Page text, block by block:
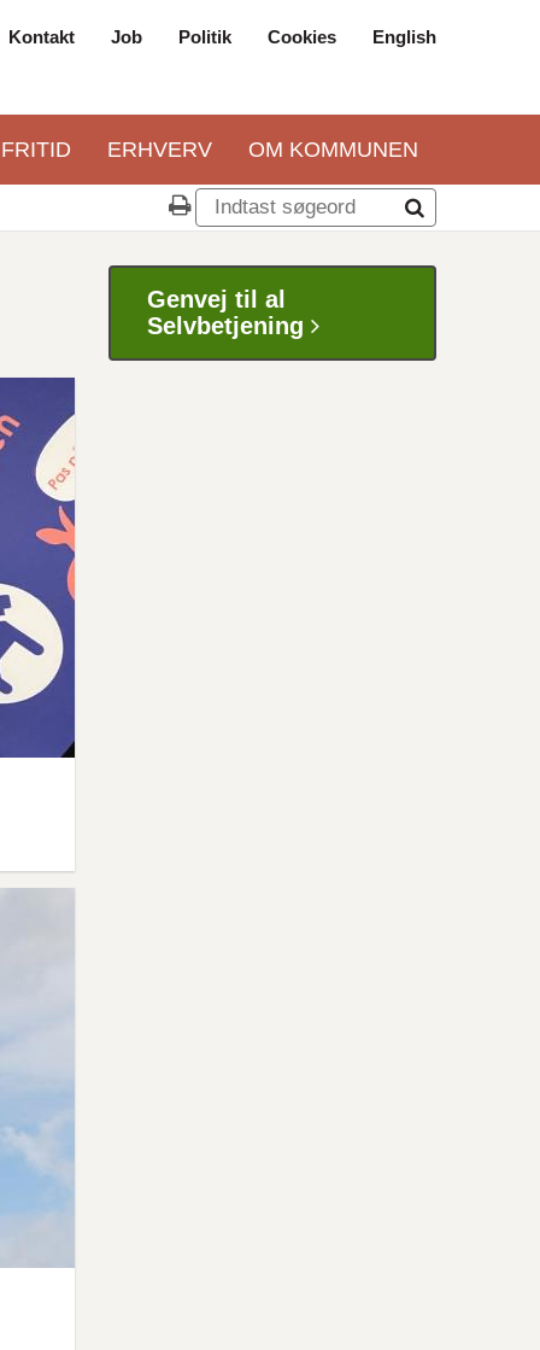
navigation
Kontakt Job Politik Cookies English
ERHVERV OM KOMMUNEN
Genvej til al
Selvbetjening